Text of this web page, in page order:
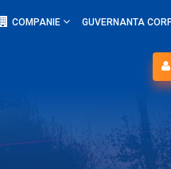
COMPANIE GUVERNANTA